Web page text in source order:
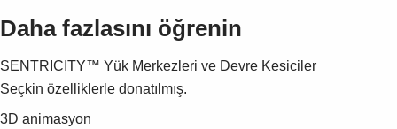
Daha fazlasını öğrenin
SENTRICITY™ Yük Merkezleri ve Devre Kesiciler
Seçkin özelliklerle donatılmış.
3D animasyon